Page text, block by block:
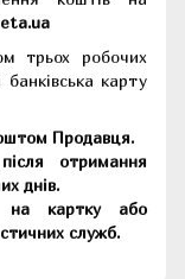
трьох робочих
карту
Продавця.
отримання
днів.
на картку або
служб.